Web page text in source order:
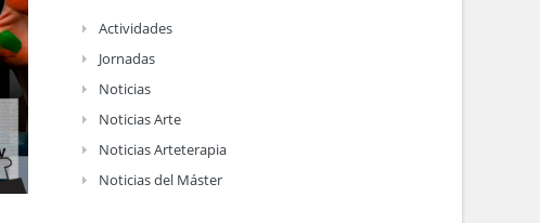
Actividades
Jornadas
Noticias
Noticias Arte
Noticias Arteterapia
Noticias del Máster